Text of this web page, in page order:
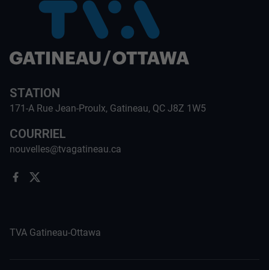
STATION
171-A Rue Jean-Proulx, Gatineau, QC J8Z 1W5
COURRIEL
nouvelles@tvagatineau.ca
TVA Gatineau-Ottawa